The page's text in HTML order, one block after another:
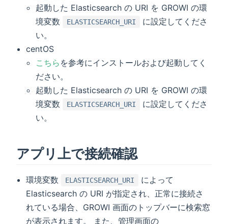
起動した Elasticsearch の URI を GROWI の環
境変数
ELASTICSEARCH_URI
に設定してくださ
い。
centOS
こちら を参考にインストールおよび起動してく
ださい。
起動した Elasticsearch の URI を GROWI の環
境変数
ELASTICSEARCH_URI
に設定してくださ
い。
アプリ上で接続確認
環境変数 ELASTICSEARCH_URI
によって
Elasticsearch の URI が指定され、正常に接続さ
れている場合、GROWI 画面のトップバーに検索窓
が表示されます。 また、管理画面の